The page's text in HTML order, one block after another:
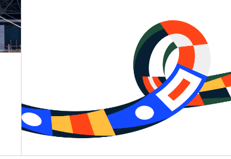
РЕСТОРАНЫ
Ла Луна/La Luna
период)